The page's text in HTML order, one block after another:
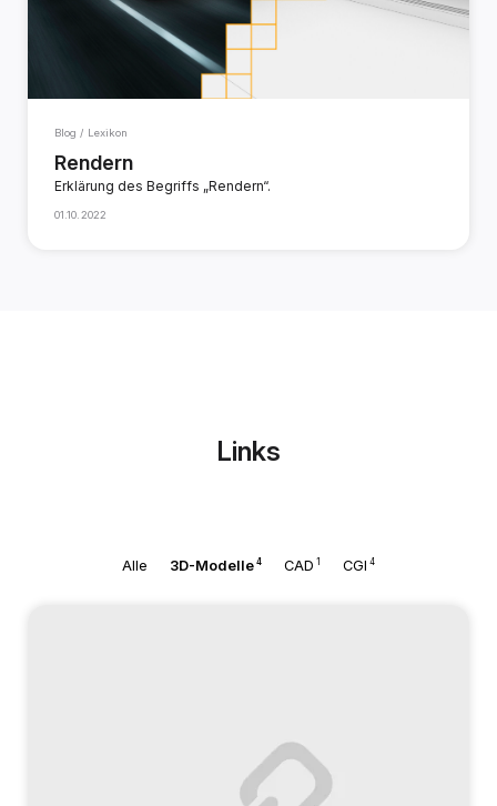
Blog / Lexikon
Rendern
Erklärung des Begriffs „Rendern“.
01.10.2022
Links
Alle 3D-Modelle 4 CAD 1 CGI 4